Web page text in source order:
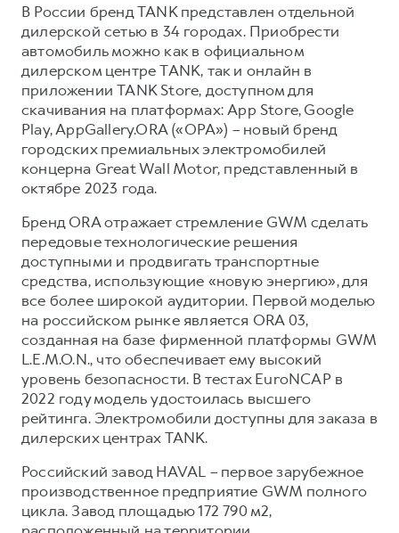
В России бренд TANK представлен отдельной
дилерской сетью в 34 городах. Приобрести
автомобиль можно как в официальном
дилерском центре TANK, так и онлайн в
приложении TANK Store, доступном для
скачивания на платформах: App Store, Google
Play, AppGallery.ORA («ОРА») – новый бренд
городских премиальных электромобилей
концерна Great Wall Motor, представленный в
октябре 2023 года.
Бренд ORA отражает стремление GWM сделать
передовые технологические решения
доступными и продвигать транспортные
средства, использующие «новую энергию», для
все более широкой аудитории. Первой моделью
на российском рынке является ORA 03,
созданная на базе фирменной платформы GWM
L.E.M.O.N., что обеспечивает ему высокий
уровень безопасности. В тестах EuroNCAP в
2022 году модель удостоилась высшего
рейтинга. Электромобили доступны для заказа в
дилерских центрах TANK.
Российский завод HAVAL – первое зарубежное
производственное предприятие GWM полного
цикла. Завод площадью 172 790 м2,